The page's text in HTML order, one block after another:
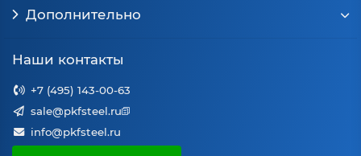
Дополнительно
Наши контакты
+7 (495) 143-00-63
sale@pkfsteel.ru
info@pkfsteel.ru